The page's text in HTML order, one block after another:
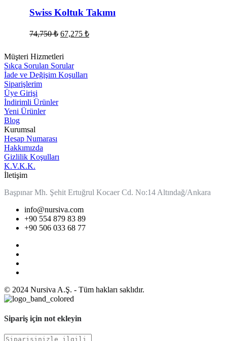
Takımı
Swiss Koltuk Takımı
74,750₺ Orijinal
67,275 ₺Şu
Müşteri Hizmetleri
Sıkça Sorulan Sorular
İade ve Değişim Koşulları
Siparişlerim
Üye Girişi
İndirimli Ürünler
Yeni Ürünler
Blog
Kurumsal
Hesap Numarası
Hakkımızda
Gizlilik Koşulları
K.V.K.K.
İletişim
Başpınar Mh. Şehit Ertuğrul Kocaer Cd. No:14 Altındağ/Ankara
info@nursiva.com
+90 554 879 83 89
+90 506 033 68 77
© 2024 Nursiva A.Ş. - Tüm hakları saklıdır.
Sipariş için not ekleyin